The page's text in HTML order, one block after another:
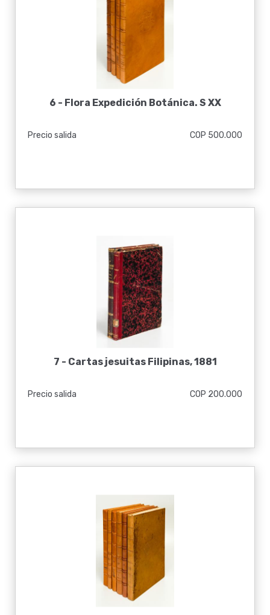
6 - Flora Expedición Botánica. S XX
Precio salida COP 500.000
7 - Cartas jesuitas Filipinas, 1881
Precio salida COP 200.000